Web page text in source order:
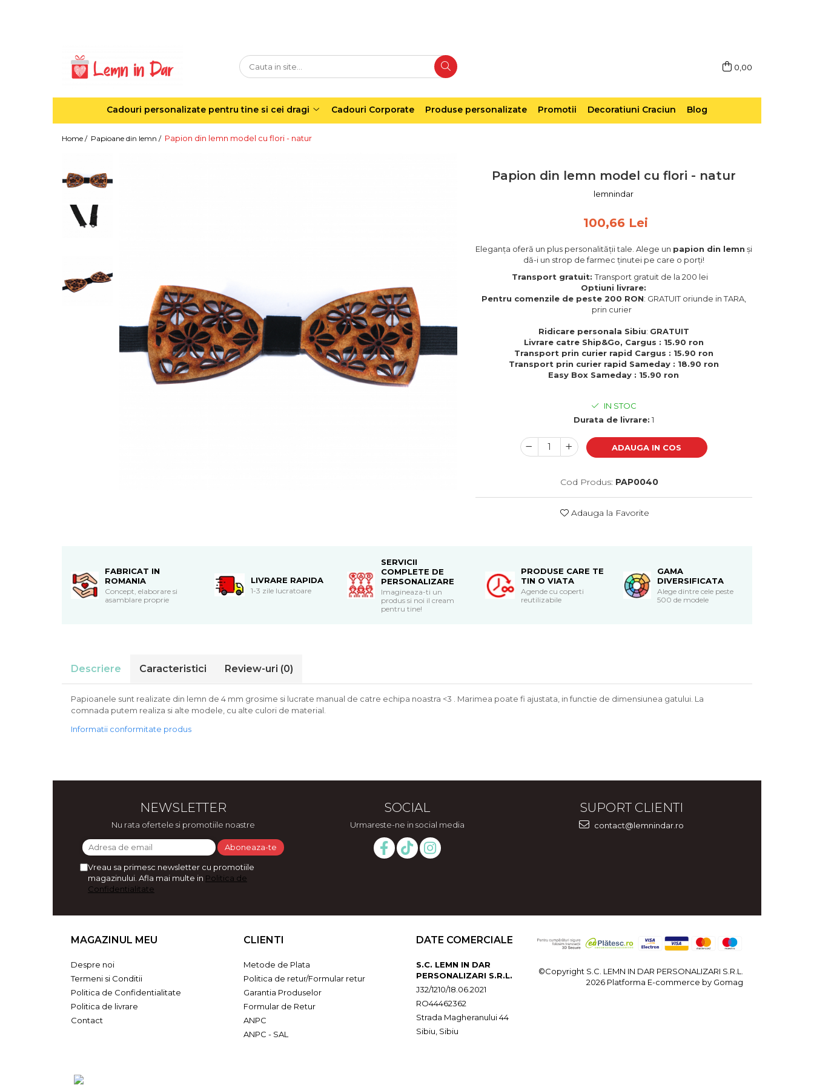
Agende din lemn
Decoratiuni pentru cei dragi
Sosete de Craciun
Magneti de Craciun
Produse personalizate pentru
nunti si botezuri
Cadouri pentru parinti
Cadouri pentru iubit
Cadouri personalizate pentru nasi
Ateliere - planse cu nisip colorat
0,00
Cadouri personalizate pentru tine si cei dragi Cadouri Corporate Produse personalizate Promotii Decoratiuni Craciun Blog
Home / Papioane din lemn / Papion din lemn model cu flori - natur
Papion din lemn model cu flori - natur
lemnindar
100,66 Lei
Eleganța oferă un plus personalității tale. Alege un papion din lemn și
dă-i un strop de farmec ținutei pe care o porți!
Transport gratuit:Transport gratuit de la 200 lei
Optiuni livrare:
Pentru comenzile de peste 200 RON: GRATUIT oriunde in TARA,
prin curier
Ridicare personala Sibiu: GRATUIT
Livrare catre Ship&Go, Cargus : 15.90 ron
Transport prin curier rapid Cargus : 15.90 ron
Transport prin curier rapid Sameday : 18.90 ron
Easy Box Sameday : 15.90 ron
IN STOC
Durata de livrare: 1
ADAUGA IN COS
Cod Produs: PAP0040
Adauga la Favorite
FABRICAT IN
ROMANIA
Concept, elaborare si
asamblare proprie
LIVRARE RAPIDA
1-3 zile lucratoare
SERVICII
COMPLETE DE
PERSONALIZARE
Imagineaza-ti un
produs si noi il cream
pentru tine!
PRODUSE CARE TE
TIN O VIATA
Agende cu coperti
reutilizabile
GAMA
DIVERSIFICATA
Alege dintre cele peste
500 de modele
Descriere Caracteristici Review-uri (0)
Papioanele sunt realizate din lemn de 4 mm grosime si lucrate manual de catre echipa noastra <3 . Marimea poate fi ajustata, in functie de dimensiunea gatului. La
comnada putem realiza si alte modele, cu alte culori de material.
Informatii conformitate produs
NEWSLETTER
Nu rata ofertele si promotiile noastre
Vreau sa primesc newsletter cu promotiile
magazinului. Afla mai multe in Politica de
Confidentialitate
SOCIAL
Urmareste-ne in social media
SUPORT CLIENTI
contact@lemnindar.ro
MAGAZINUL MEU
Despre noi
Termeni si Conditii
Politica de Confidentialitate
Politica de livrare
Contact
CLIENTI
Metode de Plata
Politica de retur/Formular retur
Garantia Produselor
Formular de Retur
ANPC
ANPC - SAL
DATE COMERCIALE
S.C. LEMN IN DAR
PERSONALIZARI S.R.L.
J32/1210/18.06.2021
RO44462362
Strada Magheranului 44
Sibiu, Sibiu
©Copyright S.C. LEMN IN DAR PERSONALIZARI S.R.L.
2026 Platforma E-commerce by Gomag